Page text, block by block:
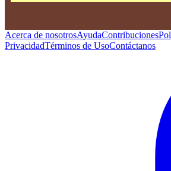
Acerca de nosotrosAyudaContribuciones
PrivacidadTérminos de UsoContáctanos